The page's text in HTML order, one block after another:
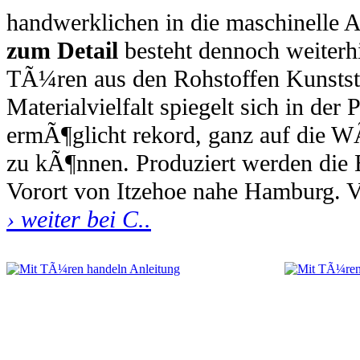
handwerklichen in die maschinelle
zum Detail besteht dennoch
TÃ¼ren aus den Rohstoffen
Materialvielfalt spiegelt sich in der
ermÃ¶glicht rekord, ganz auf die
zu kÃ¶nnen. Produziert werden
Vorort von Itzehoe nahe Hamburg.
› weiter bei C..